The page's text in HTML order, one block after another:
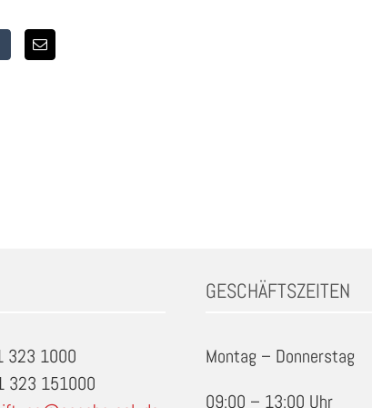
323 1000
323 151000
GESCHÄFTSZEITEN
Montag – Donnerstag
09:00 – 13:00 Uhr